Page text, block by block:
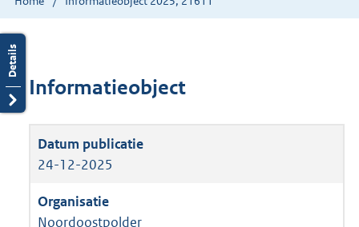
Informatieobject
24-12-2025
Noordoostpolder